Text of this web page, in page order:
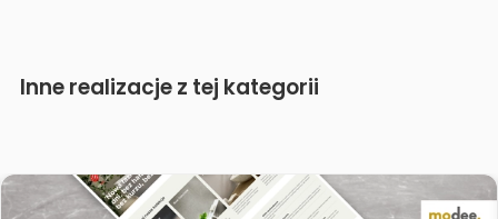
Inne realizacje z tej kategorii